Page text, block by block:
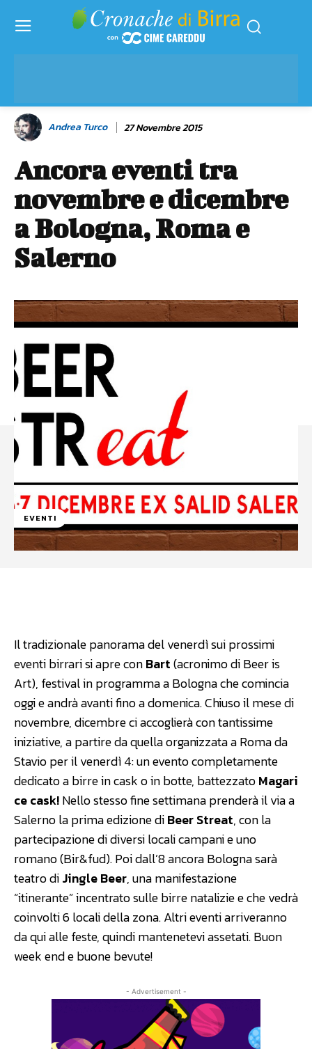
Andrea Turco 27 Novembre 2015
Ancora eventi tra
novembre e dicembre
a Bologna, Roma e
Salerno
EVENTI
Il tradizionale panorama del venerdì sui prossimi
eventi birrari si apre conBart(acronimo di Beer is
Art), festival in programma a Bologna che comincia
oggi e andrà avanti fino a domenica. Chiuso il mese di
novembre, dicembre ci accoglierà con tantissime
iniziative, a partire da quella organizzata a Roma da
Stavio per il venerdì 4: un evento completamente
dedicato a birre in cask o in botte, battezzatoMagari
ce cask!Nello stesso fine settimana prenderà il via a
Salerno la prima edizione diBeer Streat, con la
partecipazione di diversi locali campani e uno
romano (Bir&fud). Poi dall’8 ancora Bologna sarà
teatro diJingle Beer, una manifestazione
“itinerante” incentrato sulle birre natalizie e che vedrà
coinvolti 6 locali della zona. Altri eventi arriveranno
da qui alle feste, quindi mantenetevi assetati. Buon
week end e buone bevute!
- Advertisement -